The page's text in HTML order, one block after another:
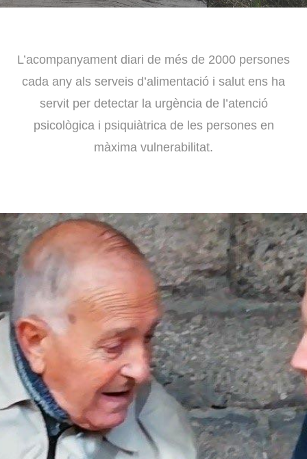
L’acompanyament diari de més de 2000 persones
cada any als serveis d’alimentació i salut ens ha
servit per detectar la urgència de l’atenció
psicològica i psiquiàtrica de les persones en
màxima vulnerabilitat.